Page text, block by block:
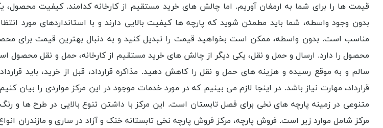
قیمت ها را برای شما به ارمغان آوریم. اما چالش های خرید مستقیم از کارخانه کدامند. کیفیت
بدون وجود واسطه، شما باید مطمئن شوید که پارچه ها کیفیت بالایی دارند و با استانداردهای مورد
مناسب است. بدون واسطه، ممکن است بخواهید قیمت را تبدیل کنید و به دنبال بهترین قیمت برای
محصول را دارد. ارسال و حمل و نقل، یکی دیگر از چالش های خرید مستقیم از کارخانه، حمل و نقل
سالم و به موقع رسیده و هزینه های حمل و نقل را کاهش دهید. مذاکره قرارداد، قبل از خرید، باید
قرارداد، مهارت نیاز باشد. در اینجا لازم می بینیم که در مورد خدمات موجود در این مرکز مواردی را بیان
متنوعی در زمینه پارچه های نخی برای فصل تابستان است. این مرکز با داشتن تنوع بالایی در طرح ها و
مرکز شامل موارد زیر است. فروش پارچه، مرکز فروش پارچه نخی تابستانه خنک و آزاد در ساری و مازندران